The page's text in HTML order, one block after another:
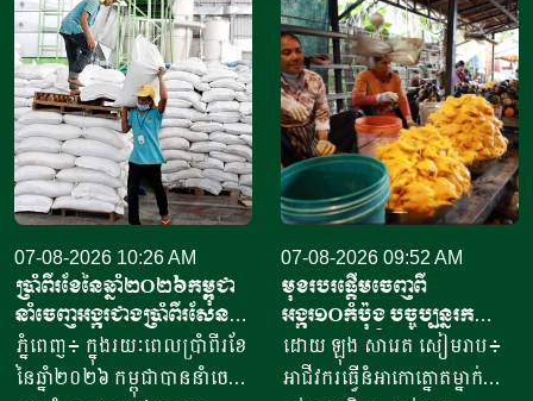
07-08-2026 10:26 AM
ប្រាំពីរខែនៃឆ្នាំ​២០២៦កម្ពុជា
នាំចេញអង្ករជាងប្រាំពីរសែន​
តោន គិតជាទឹកប្រាក់​
ជាង៤១៥លានដុល្លារ
ភ្នំពេញ៖ ក្នុងរយៈពេលប្រាំពីរខែ
នៃឆ្នាំ២០២៦ កម្ពុជាបាននាំចេញ
07-08-2026 09:52 AM
មុខរបរផ្តើមចេញពី
អង្ករ១០កំប៉ុង​ បច្ចុប្បន្ន​រក
ចំណូលបាន​ជិត១០លានរៀល
ក្នុងមួយថ្ងៃ
ដោយ ឡុង សារេត​ សៀមរាប៖ ​
អាជីវករ​​ធ្វើនំអាកោត្នោត​ម្នាក់